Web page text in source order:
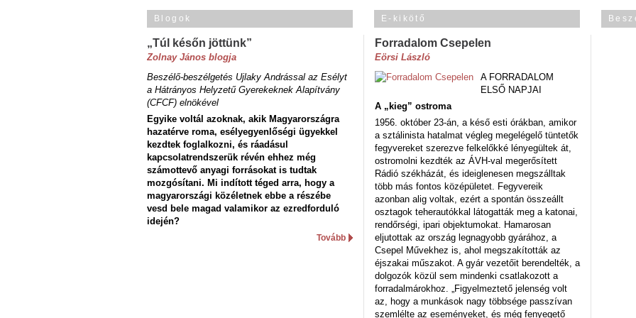
Blogok
„Túl későn jöttünk”
Zolnay János blogja
Beszélő-beszélgetés Ujlaky Andrással az Esélyt
a Hátrányos Helyzetű Gyerekeknek Alapítvány
(CFCF) elnökével
Egyike voltál azoknak, akik Magyarországra
hazatérve roma, esélyegyenlőségi ügyekkel
kezdtek foglalkozni, és ráadásul
kapcsolatrendszerük révén ehhez még
számottevő anyagi forrásokat is tudtak
mozgósítani. Mi indított téged arra, hogy a
magyarországi közéletnek ebbe a részébe
vesd bele magad valamikor az ezredforduló
idején?
Tovább
E-kikötő
Forradalom Csepelen
Eörsi László
A FORRADALOM
ELSŐ NAPJAI
A „kieg” ostroma
1956. október 23-án, a késő esti órákban, amikor
a sztálinista hatalmat végleg megelégelő tüntetők
fegyvereket szerezve felkelőkké lényegültek át,
ostromolni kezdték az ÁVH-val megerősített
Rádió székházát, és ideiglenesen megszálltak
több más fontos középületet. Fegyvereik
azonban alig voltak, ezért a spontán összeállt
osztagok teherautókkal látogatták meg a katonai,
rendőrségi, ipari objektumokat. Hamarosan
eljutottak az ország legnagyobb gyárához, a
Csepel Művekhez is, ahol megszakították az
éjszakai műszakot. A gyár vezetőit berendelték, a
dolgozók közül sem mindenki csatlakozott a
forradalmárokhoz. „Figyelmeztető jelenség volt
az, hogy a munkások nagy többsége passzívan
szemlélte az eseményeket, és még fenyegető